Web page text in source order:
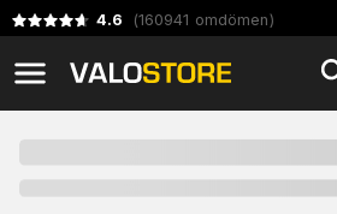
4.6 (160941 omdömen)